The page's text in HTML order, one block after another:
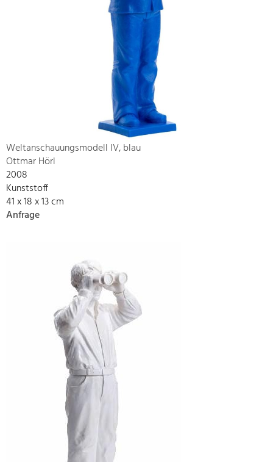
Weltanschauungsmodell IV, blau
Ottmar Hörl
2008
Kunststoff
41 x 18 x 13 cm
Anfrage